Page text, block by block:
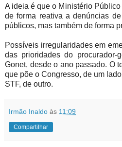
A ideia é que o Ministério
de forma reativa a denúncias
públicos, mas também de forma
Possíveis irregularidades em
das prioridades do procurador-
Gonet, desde o ano passado. O
que põe o Congresso, de um
STF, de outro.
Irmão Inaldo às 11:09
Compartilhar